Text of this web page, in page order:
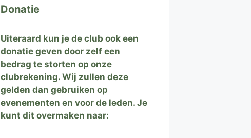
Donatie
Uiteraard kun je de club ook een
donatie geven door zelf een
bedrag te storten op onze
clubrekening. Wij zullen deze
gelden dan gebruiken op
evenementen en voor de leden. Je
kunt dit overmaken naar: